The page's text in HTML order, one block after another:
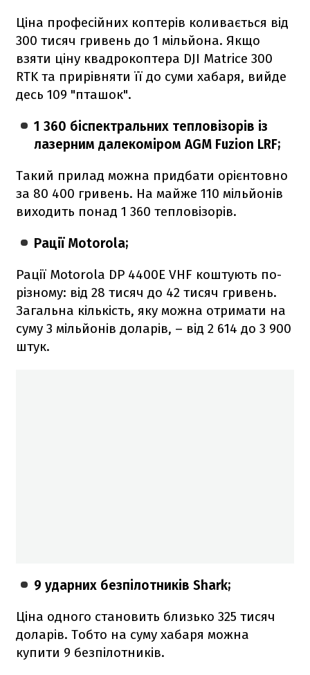
Ціна професійних коптерів коливається від
300 тисяч гривень до 1 мільйона. Якщо
взяти ціну квадрокоптера DJI Matrice 300
RTK та прирівняти її до суми хабаря, вийде
десь 109 "пташок".
1 360 біспектральних тепловізорів із
лазерним далекоміром AGM Fuzion LRF;
Такий прилад можна придбати орієнтовно
за 80 400 гривень. На майже 110 мільйонів
виходить понад 1 360 тепловізорів.
Рації Motorola;
Рації Motorola DP 4400E VHF коштують по-
різному: від 28 тисяч до 42 тисяч гривень.
Загальна кількість, яку можна отримати на
суму 3 мільйонів доларів, – від 2 614 до 3 900
штук.
9 ударних безпілотників Shark;
Ціна одного становить близько 325 тисяч
доларів. Тобто на суму хабаря можна
купити 9 безпілотників.